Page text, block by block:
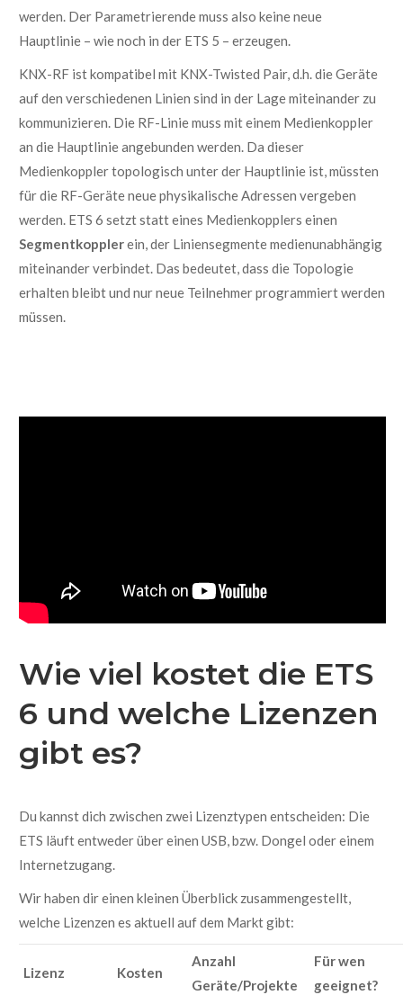
werden. Der Parametrierende muss also keine neue
Hauptlinie – wie noch in der ETS 5 – erzeugen.
KNX-RF ist kompatibel mit KNX-Twisted Pair, d.h. die Geräte
auf den verschiedenen Linien sind in der Lage miteinander zu
kommunizieren. Die RF-Linie muss mit einem Medienkoppler
an die Hauptlinie angebunden werden. Da dieser
Medienkoppler topologisch unter der Hauptlinie ist, müssten
für die RF-Geräte neue physikalische Adressen vergeben
werden. ETS 6 setzt statt eines Medienkopplers einen
Segmentkopplerein, der Liniensegmente medienunabhängig
miteinander verbindet. Das bedeutet, dass die Topologie
erhalten bleibt und nur neue Teilnehmer programmiert werden
müssen.
Wie viel kostet die ETS
6 und welche Lizenzen
gibt es?
Du kannst dich zwischen zwei Lizenztypen entscheiden: Die
ETS läuft entweder über einen USB, bzw. Dongel oder einem
Internetzugang.
Wir haben dir einen kleinen Überblick zusammengestellt,
welche Lizenzen es aktuell auf dem Markt gibt:
Lizenz Kosten
Anzahl
Geräte/Projekte
Für wen
geeignet?